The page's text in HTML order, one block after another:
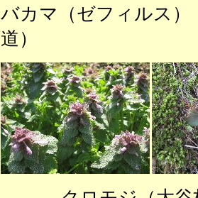
バカマ（ゼフィルス
道）